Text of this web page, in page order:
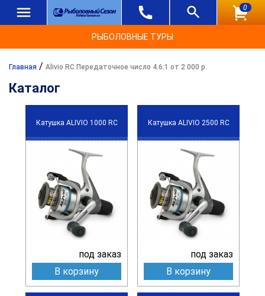
0
РЫБОЛОВНЫЕ ТУРЫ
Главная / Alivio RC Передаточное число 4.6:1 от 2 000 р.
Каталог
Катушка ALIVIO 1000 RC
под заказ
В корзину
Катушка ALIVIO 2500 RC
под заказ
В корзину